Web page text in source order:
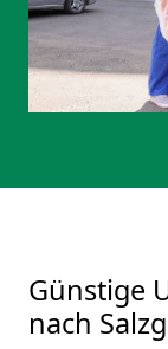
Günstige
nach